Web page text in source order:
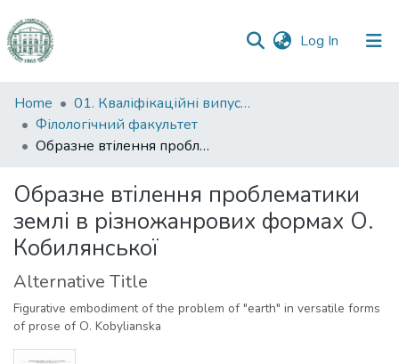
Log In (current)
Communities
&
Collections
Statistics
Home
01. Кваліфікаційні випускні роботи здобувачів вищої освіти
Філологічний факультет
Образне втілення проблематики землі в різножанрових формах О. Кобилянської
Образне втілення проблематики
землі в різножанрових формах О.
Кобилянської
Alternative Title
Figurative embodiment of the problem of "earth" in versatile forms
of prose of O. Kobylianska